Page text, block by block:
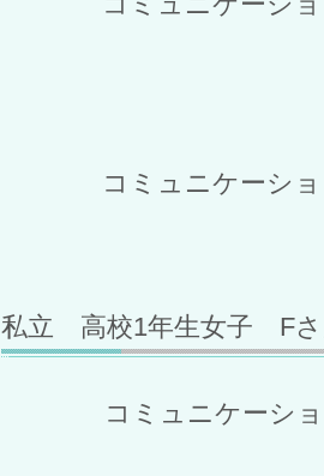
コミュニケーシ
私立 高校1年生女子 Fさ
コミュニケーシ